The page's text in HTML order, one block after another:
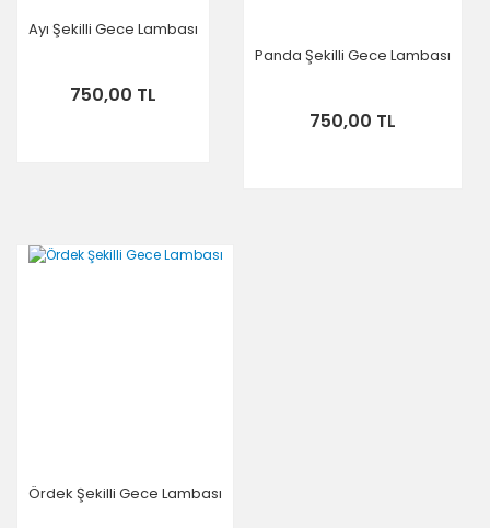
Ayı Şekilli Gece Lambası
750,00 TL
Panda Şekilli Gece Lambası
750,00 TL
Ördek Şekilli Gece Lambası